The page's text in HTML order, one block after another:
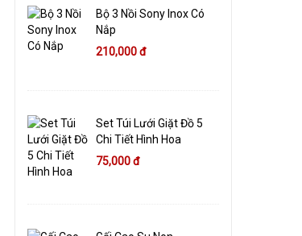
Bộ 3 Nồi Sony Inox Có
Nắp
210,000 đ
Set Túi Lưới Giặt Đồ 5
Chi Tiết Hình Hoa
75,000 đ